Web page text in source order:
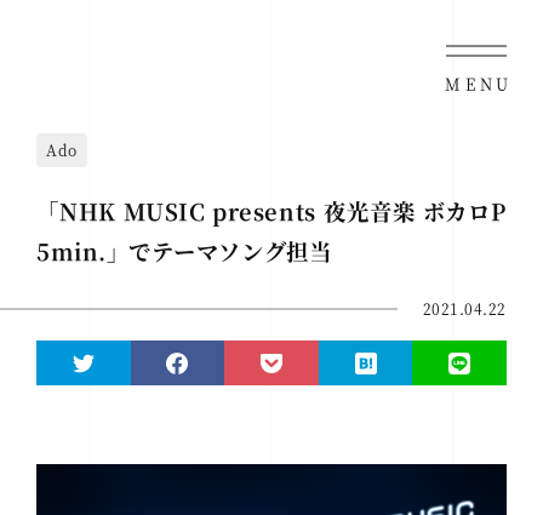
MENU
Ado
「NHK MUSIC presents 夜光音楽 ボカロP
5min.」でテーマソング担当
2021.04.22